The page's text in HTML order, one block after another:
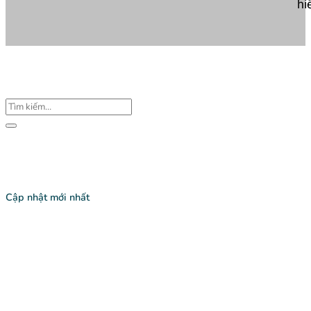
Tìm
kiếm:
Cập nhật mới nhất